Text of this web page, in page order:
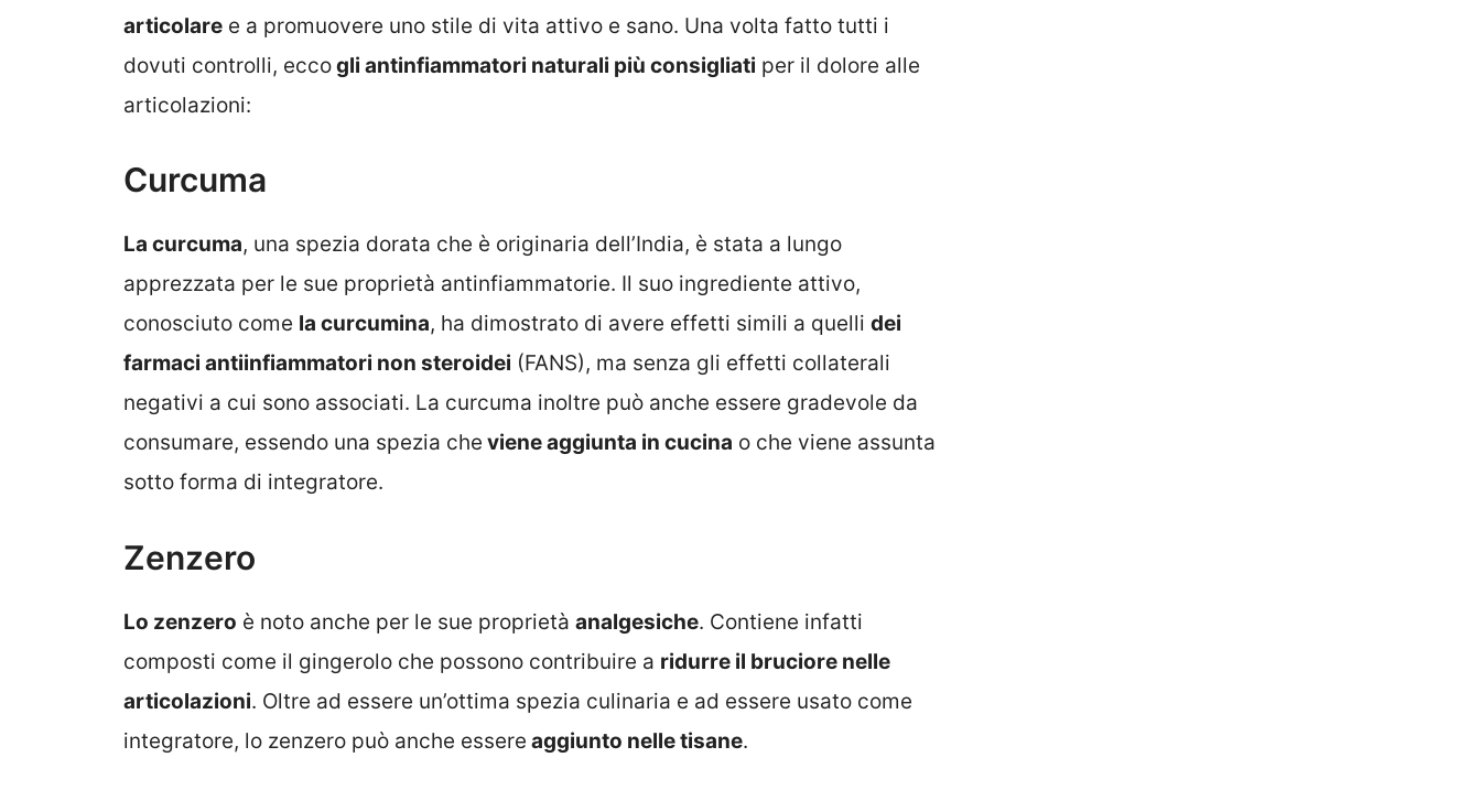
articolare e a promuovere uno stile di vita attivo e sano. Una volta fatto tutti i
dovuti controlli, eccogli antinfiammatori naturali più consigliati per il dolore alle
articolazioni:
Curcuma
La curcuma, una spezia dorata che è originaria dell’India, è stata a lungo
apprezzata per le sue proprietà antinfiammatorie. Il suo ingrediente attivo,
conosciuto come la curcumina, ha dimostrato di avere effetti simili a quelli dei
farmaci antiinfiammatori non steroidei (FANS), ma senza gli effetti collaterali
negativi a cui sono associati. La curcuma inoltre può anche essere gradevole da
consumare, essendo una spezia che viene aggiunta in cucina o che viene assunta
sotto forma di integratore.
Zenzero
Lo zenzero è noto anche per le sue proprietà analgesiche. Contiene infatti
composti come il gingerolo che possono contribuire a ridurre il bruciore nelle
articolazioni. Oltre ad essere un’ottima spezia culinaria e ad essere usato come
integratore, lo zenzero può anche essere aggiunto nelle tisane.